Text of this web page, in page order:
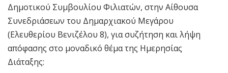
Δημοτικού Συμβουλίου Φιλιατών, στην Αίθουσα
Συνεδριάσεων του Δημαρχιακού Μεγάρου
(Ελευθερίου Βενιζέλου 8), για συζήτηση και λήψη
απόφασης στο μοναδικό θέμα της Ημερησίας
Διάταξης: